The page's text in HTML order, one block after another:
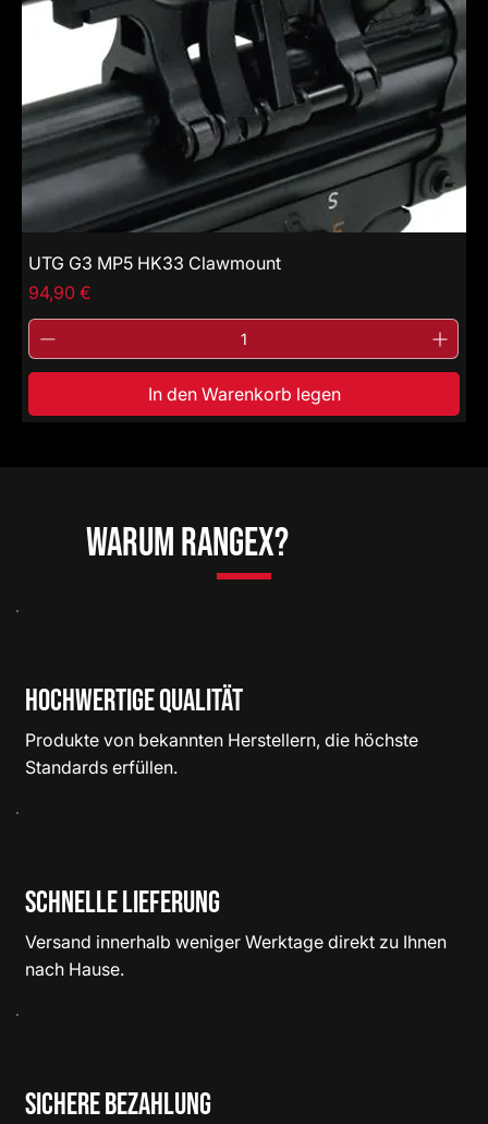
Warum RangeX?
Hochwertige Qualität
Produkte von bekannten Herstellern, die höchste
Standards erfüllen.
Schnelle Lieferung
Versand innerhalb weniger Werktage direkt zu Ihnen
nach Hause.
Sichere Bezahlung
UTG G3 MP5 HK33 Clawmount
Price
94,90 €
In den Warenkorb legen